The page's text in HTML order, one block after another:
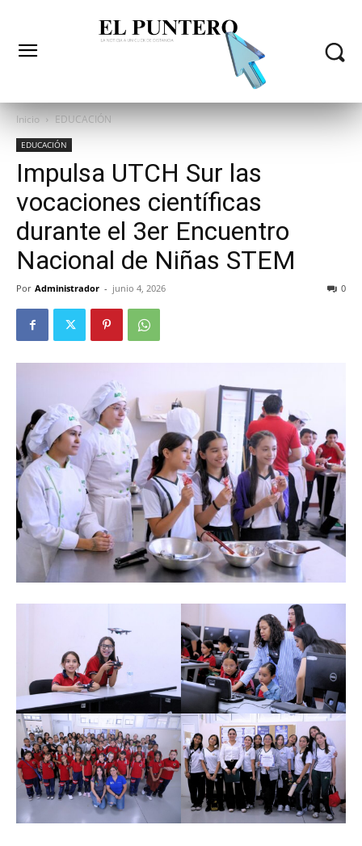
Inicio EDUCACIÓN
EDUCACIÓN
Impulsa UTCH Sur las
vocaciones científicas
durante el 3er Encuentro
Nacional de Niñas STEM
Por Administrador - junio 4, 2026 0